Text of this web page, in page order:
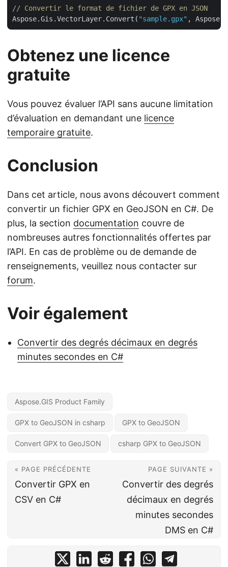
// Convertir le format de fichier de GPX en JSON
Aspose.Gis.VectorLayer.Convert( "sample.gpx" ,
Obtenez une licence
gratuite
Vous pouvez évaluer l’API sans aucune limitation
d’évaluation en demandant une licence
temporaire gratuite.
Conclusion
Dans cet article, nous avons découvert comment
convertir un fichier GPX en GeoJSON en C#. De
plus, la section documentation couvre de
nombreuses autres fonctionnalités offertes par
l’API. En cas de problème ou de demande de
renseignements, veuillez nous contacter sur
forum.
Voir également
Convertir des degrés décimaux en degrés
minutes secondes en C#
Aspose.GIS Product Family
GPX to GeoJSON in csharp GPX to GeoJSON
Convert GPX to GeoJSON csharp GPX to GeoJSON
« PAGE PRÉCÉDENTE
Convertir GPX en
CSV en C#
PAGE SUIVANTE »
Convertir des degrés
décimaux en degrés
minutes secondes
DMS en C#